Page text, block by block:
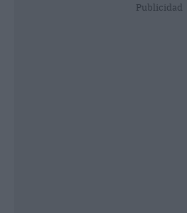
Publicidad